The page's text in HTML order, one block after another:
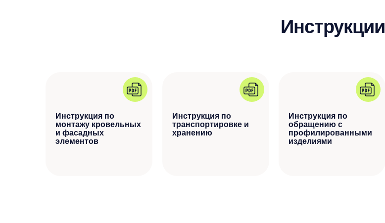
Инструкции
Инструкция по
обращению с
профилированными
изделиями
Инструкция по
транспортировке и
хранению
Инструкция по
монтажу кровельных
и фасадных
элементов